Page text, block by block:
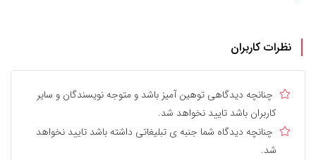
نظرات کاربران
چنانچه دیدگاهی توهین آمیز باشد و متوجه نویسندگان و سایر
کاربران باشد تایید نخواهد شد.
چنانچه دیدگاه شما جنبه ی تبلیغاتی داشته باشد تایید نخواهد
شد.